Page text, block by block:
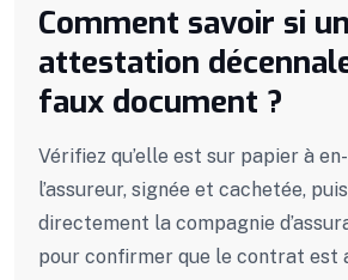
Comment savoir si
attestation
faux document ?
Vérifiez qu’elle est sur papier à
l’assureur, signée et cachetée,
directement la compagnie
pour confirmer que le contrat est